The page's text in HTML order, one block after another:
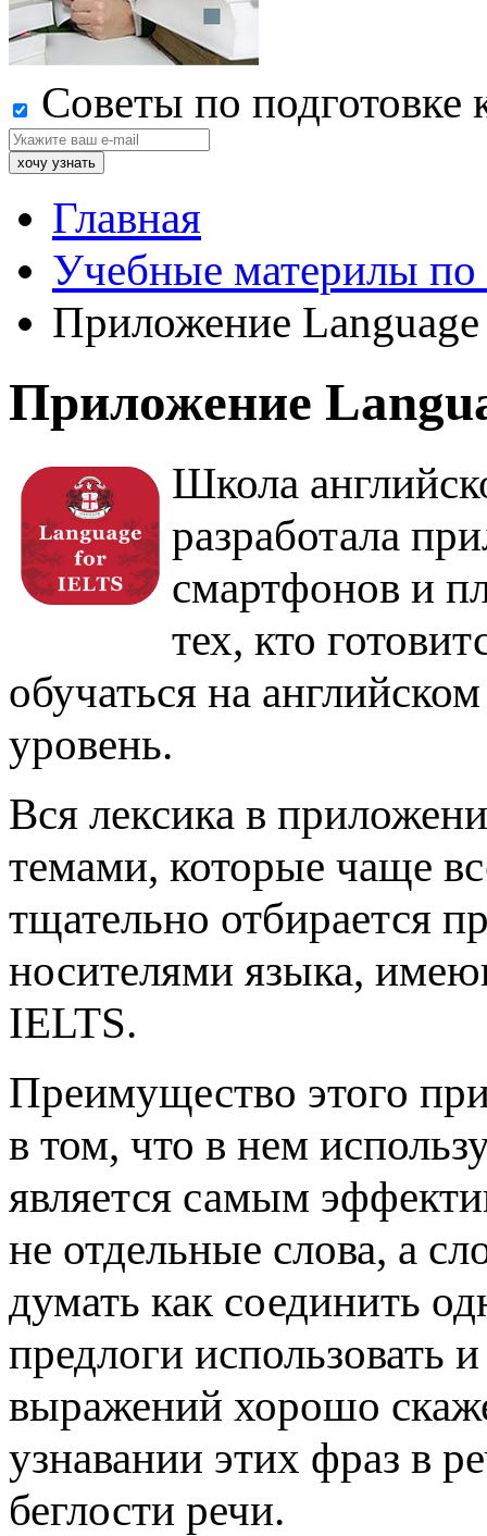
Советы по подготовке
Главная
Учебные материлы
Приложение
Приложение
Школа
разработала
смартфонов и
тех, кто
обучаться на
уровень.
Вся лексика в
темами, которые чаще
тщательно отбирается
носителями языка,
IELTS.
Преимущество этого
в том, что в нем
является самым
не отдельные слова, а
думать как соединить
предлоги использовать
выражений хорошо
узнавании этих фраз в
беглости речи.